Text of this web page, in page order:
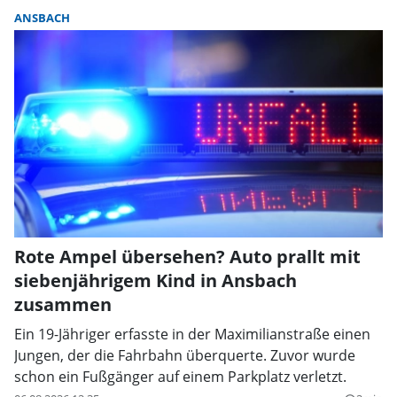
ANSBACH
Rote Ampel übersehen? Auto prallt mit
siebenjährigem Kind in Ansbach
zusammen
Ein 19-Jähriger erfasste in der Maximilianstraße einen
Jungen, der die Fahrbahn überquerte. Zuvor wurde
schon ein Fußgänger auf einem Parkplatz verletzt.